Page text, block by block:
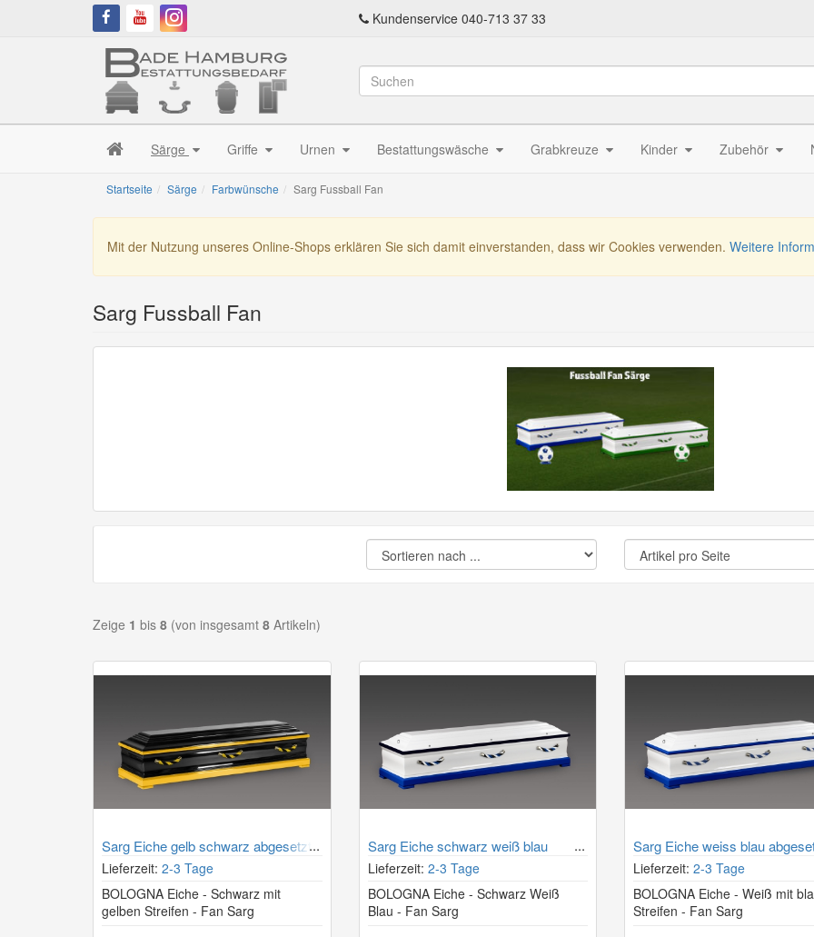
Kundenservice 040-713 37 33
Särge Griffe Urnen Bestattungswäsche Grabkreuze Kinder Zubehör
Startseite Särge Farbwünsche Sarg Fussball Fan
Mit der Nutzung unseres Online-Shops erklären Sie sich damit einverstanden, dass wir Cookies verwenden. Weitere
Sarg Fussball Fan
Zeige 1 bis 8 (von insgesamt 8 Artikeln)
Sarg Eiche gelb schwarz abgesetzt
Lieferzeit: 2-3 Tage
BOLOGNA Eiche - Schwarz mit
gelben Streifen - Fan Sarg
Sarg Eiche schwarz weiß blau
Lieferzeit: 2-3 Tage
BOLOGNA Eiche - Schwarz Weiß
Blau - Fan Sarg
Sarg Eiche weiss blau
Lieferzeit: 2-3 Tage
BOLOGNA Eiche - Weiß mit
Streifen - Fan Sarg